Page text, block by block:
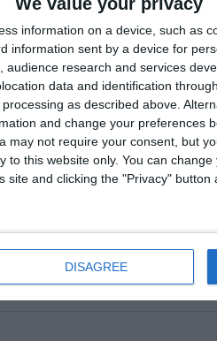
information on a device, such as
information sent by a device for
research and services
data and identification
as described above.
and change your preferences
may not require your consent, but
to this website only. You can
and clicking the "Privacy" button
DISAGREE